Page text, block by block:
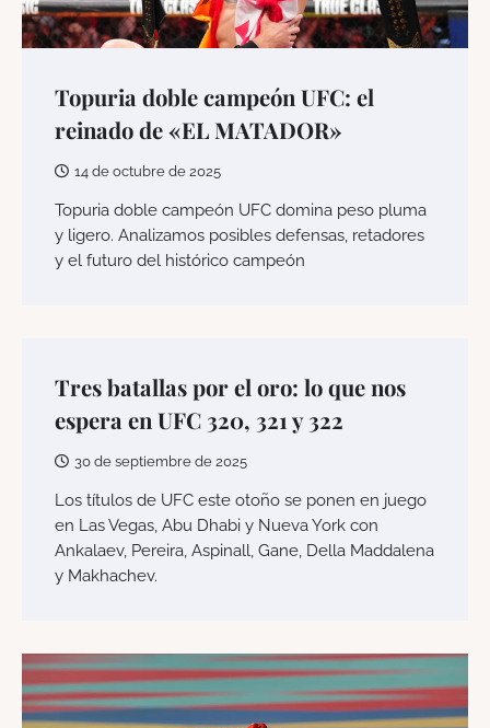
Topuria doble campeón UFC: el
reinado de «EL MATADOR»
14 de octubre de 2025
Topuria doble campeón UFC domina peso pluma
y ligero. Analizamos posibles defensas, retadores
y el futuro del histórico campeón
Tres batallas por el oro: lo que nos
espera en UFC 320, 321 y 322
30 de septiembre de 2025
Los títulos de UFC este otoño se ponen en juego
en Las Vegas, Abu Dhabi y Nueva York con
Ankalaev, Pereira, Aspinall, Gane, Della Maddalena
y Makhachev.